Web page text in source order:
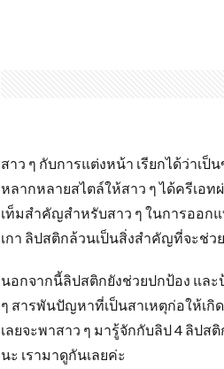
สาว ๆ กับการแต่งหน้า เรียกได้ว่าเ
หลากหลายสไตล์ให้สาว ๆ ได้ครีเอท
เท็มสำคัญสำหรับสาว ๆ ในการออก
เกา ลิปสติกล้วนเป็นสิ่งสำคัญที่จะช่ว
นอกจากนี้ลิปสติกยังช่วยปกป้อง และ
ๆ สารพันปัญหาที่เป็นสาเหตุก่อให้เ
เลยจะพาสาว ๆ มารู้จักกับลิป 4 ลิป
นะ เรามาดูกันเลยค่ะ